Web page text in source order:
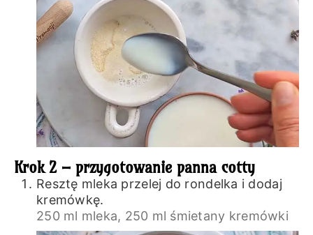
Krok 2 – przygotowanie panna cotty
Resztę mleka przelej do rondelka i dodaj
kremówkę.
250 ml mleka, 250 ml śmietany kremówki